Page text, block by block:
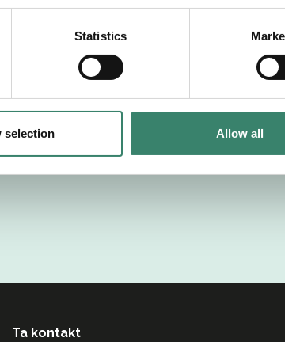
Statistics
selection Allow all
Ta kontakt